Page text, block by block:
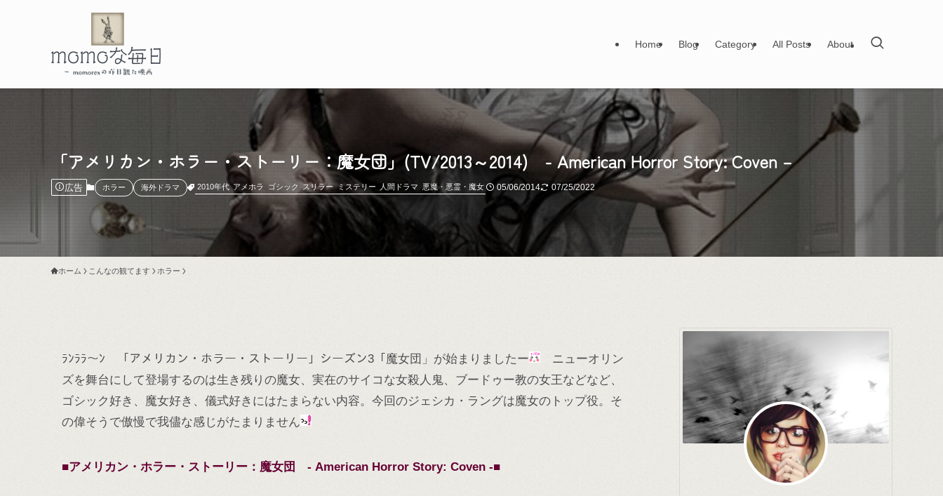
Home Blog Category All Posts About
「アメリカン・ホラー・ストーリー：魔女団」(TV/2013～2014) - American Horror Story: Coven –
広告 ホラー 海外ドラマ 2010年代 アメホラ ゴシック スリラー ミステリー 人間ドラマ 悪魔・悪霊・魔女 05/06/2014 07/25/2022
ホーム こんなの観てます ホラー
ﾗﾝﾗﾗ～ﾝ 「アメリカン・ホラー・ストーリー」シーズン3「魔女団」が始まりましたー
ニューオリン
ズを舞台にして登場するのは生き残りの魔女、実在のサイコな女殺人鬼、ブードゥー教の女王などなど、
ゴシック好き、魔女好き、儀式好きにはたまらない内容。今回のジェシカ・ラングは魔女のトップ役。そ
の偉そうで傲慢で我儘な感じがたまりません
■アメリカン・ホラー・ストーリー：魔女団 - American Horror Story: Coven -■